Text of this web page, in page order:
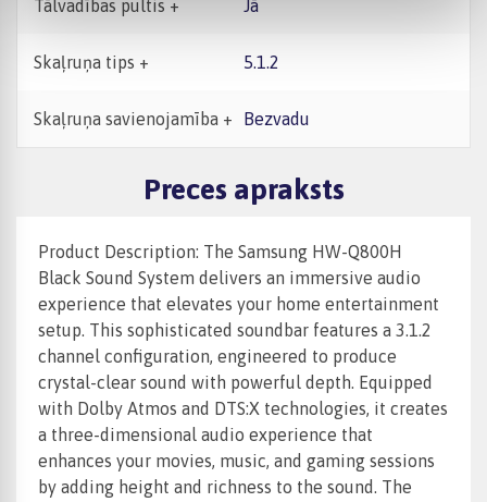
Tālvadības pultis + Jā
Skaļruņa tips + 5.1.2
Skaļruņa savienojamība + Bezvadu
Preces apraksts
Product Description: The Samsung HW-Q800H
Black Sound System delivers an immersive audio
experience that elevates your home entertainment
setup. This sophisticated soundbar features a 3.1.2
channel configuration, engineered to produce
crystal-clear sound with powerful depth. Equipped
with Dolby Atmos and DTS:X technologies, it creates
a three-dimensional audio experience that
enhances your movies, music, and gaming sessions
by adding height and richness to the sound. The